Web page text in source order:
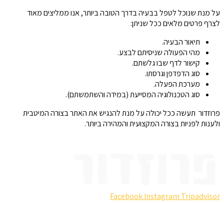
על מנת שנוכל לטפל בבעיה בדרך הטובה ביותר, אנו ממליצים מאוד
לצרף פרטים מלאים ככל שניתן:
תיאור הבעיה.
מהי הפעולה שניסיתם לבצע.
קישור לדף שבו גלשתם.
סוג הדפדפן וגרסתו.
מערכת הפעלה.
סוג הטכנולוגיה המסייעת (במידה והשתמשתם).
פרוזדור תעשה ככל יכולה על מנת להנגיש את האתר בצורה המיטבית
ולענות לפניות בצורה המקצועית והמהירה ביותר.
FacebookInstagram Tripadvisor